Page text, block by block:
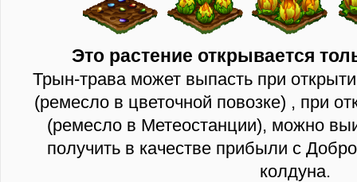
Это растение открывается
Трын-трава может выпасть при
(ремесло в цветочной повозке) , при
(ремесло в Метеостанции), можно
получить в качестве прибыли с
колдуна.